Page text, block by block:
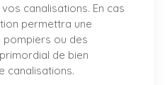
canalisations. En cas
permettra une
ou des
de bien
canalisations.